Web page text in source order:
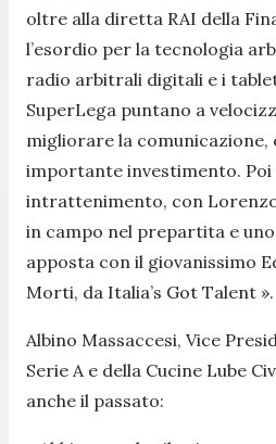
oltre alla diretta RAI della
l’esordio per la tecnologia
radio arbitrali digitali e i
SuperLega puntano a
migliorare la
importante investimento.
intrattenimento, con
in campo nel prepartita e
apposta con il giovanissimo
Morti, da Italia’s Got Talent ».
Albino Massaccesi, Vice
Serie A e della Cucine Lube
anche il passato: